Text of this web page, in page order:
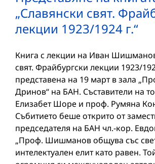
„Славянски свят.
лекции 1923/1924 г.“
Книга с лекции на Иван
свят. Фрайбургски лекции 1923/
представена на 19 март в зала
Дринов“ на БАН. Съставители на
Елизабет Шоре и проф. Румяна
Събитието беше открито от
председателя на БАН чл.-кор.
„Проф. Шишманов общува със
интелектуален елит като равен.